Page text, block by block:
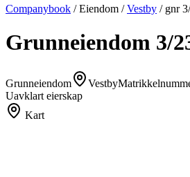
Companybook /Eiendom /Vestby / gnr3
Grunneiendom 3/
Grunneiendom Vestby
Uavklart eierskap
Kart